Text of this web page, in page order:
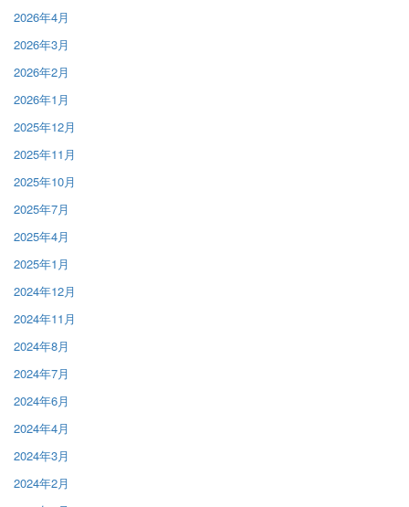
2026年4月
2026年3月
2026年2月
2026年1月
2025年12月
2025年11月
2025年10月
2025年7月
2025年4月
2025年1月
2024年12月
2024年11月
2024年8月
2024年7月
2024年6月
2024年4月
2024年3月
2024年2月